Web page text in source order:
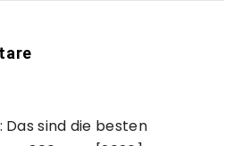
Das sind die besten